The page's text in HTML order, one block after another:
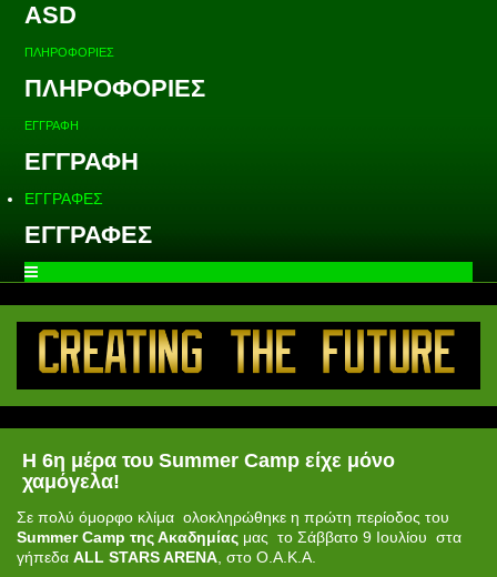
ASD
ΠΛΗΡΟΦΟΡΙΕΣ
ΠΛΗΡΟΦΟΡΙΕΣ
ΕΓΓΡΑΦΗ
ΕΓΓΡΑΦΗ
ΕΓΓΡΑΦΕΣ
ΕΓΓΡΑΦΕΣ
Η 6η μέρα του Summer Camp είχε μόνο
χαμόγελα!
Σε πολύ όμορφο κλίμα ολοκληρώθηκε η πρώτη περίοδος του
Summer Camp της Ακαδημίας μας το Σάββατο 9 Ιουλίου στα
γήπεδα ALL STARS ARENA, στο Ο.Α.Κ.Α.